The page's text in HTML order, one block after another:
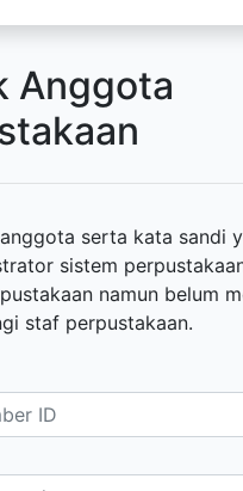
Anggota
serta kata sandi
sistem
namun belum
staf perpustakaan.